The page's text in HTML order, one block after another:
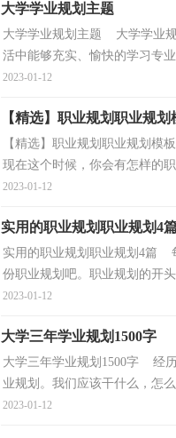
大学学业规划主题
大学学业规划主题 大学学业
活中能够充实、愉快的学习专
2023-01-12
【精选】职业规划职业规
【精选】职业规划职业规划模
现在这个时候，你会有怎样的
2023-01-12
实用的职业规划职业规划4
实用的职业规划职业规划4篇
份职业规划吧。职业规划的开
2023-01-12
大学三年学业规划1500字
大学三年学业规划1500字 经
业规划。我们应该干什么，怎
2023-01-12